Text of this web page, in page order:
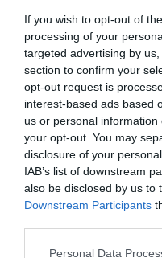
If you wish to opt-out of
processing of your
targeted advertising by
section to confirm your
opt-out request is
interest-based ads based
us or personal
your opt-out. You may
disclosure of your
IAB’s list of downstream
also be disclosed by us to
Downstream Participants
Personal Data